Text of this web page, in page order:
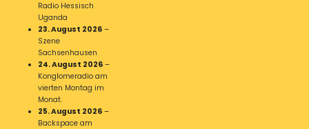
Radio Hessisch
Uganda
23. August 2026 –
Szene
Sachsenhausen
24. August 2026 –
Konglomeradio am
vierten Montag im
Monat.
25. August 2026 –
Backspace am